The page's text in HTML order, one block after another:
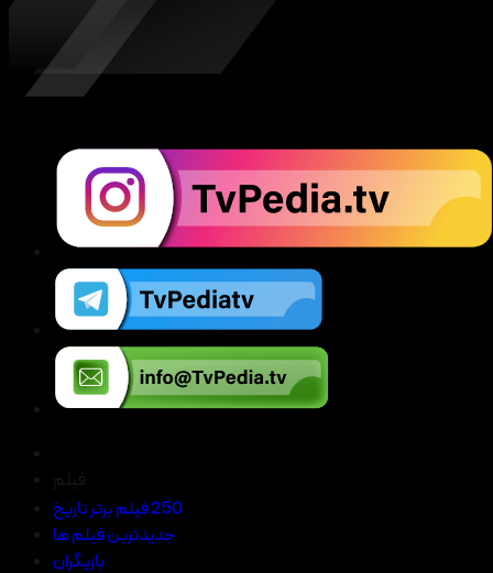
250 فیلم برتر تاریخ
جدیدترین فیلم ها
بازیگران